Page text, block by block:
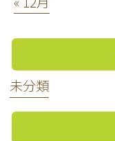
未分類